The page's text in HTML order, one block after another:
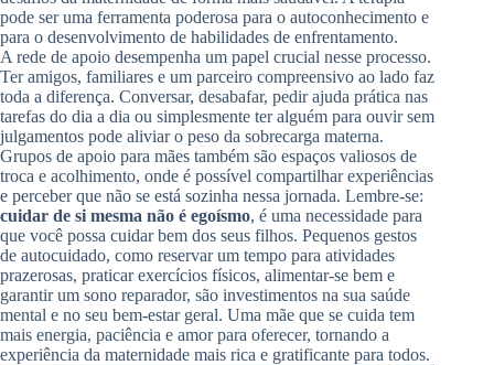
pode ser uma ferramenta poderosa para o autoconhecimento e
para o desenvolvimento de habilidades de enfrentamento.
A rede de apoio desempenha um papel crucial nesse processo.
Ter amigos, familiares e um parceiro compreensivo ao lado faz
toda a diferença. Conversar, desabafar, pedir ajuda prática nas
tarefas do dia a dia ou simplesmente ter alguém para ouvir sem
julgamentos pode aliviar o peso da sobrecarga materna.
Grupos de apoio para mães também são espaços valiosos de
troca e acolhimento, onde é possível compartilhar experiências
e perceber que não se está sozinha nessa jornada. Lembre-se:
cuidar de si mesma não é egoísmo, é uma necessidade para
que você possa cuidar bem dos seus filhos. Pequenos gestos
de autocuidado, como reservar um tempo para atividades
prazerosas, praticar exercícios físicos, alimentar-se bem e
garantir um sono reparador, são investimentos na sua saúde
mental e no seu bem-estar geral. Uma mãe que se cuida tem
mais energia, paciência e amor para oferecer, tornando a
experiência da maternidade mais rica e gratificante para todos.